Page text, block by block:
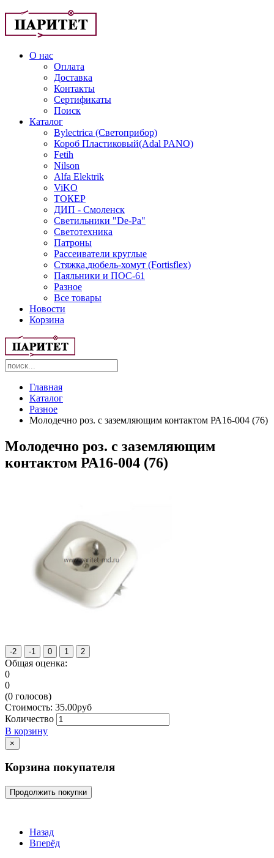
О нас
Оплата
Доставка
Контакты
Сертификаты
Поиск
Каталог
Bylectrica (Светоприбор)
Короб Пластиковый(Adal PANO)
Fetih
Nilson
Alfa Elektrik
ViKO
ТОКЕР
ДИП - Смоленск
Светильники "De-Pa"
Светотехника
Патроны
Рассеиватели круглые
Стяжка,дюбель-хомут (Fortisflex)
Паяльники и ПОС-61
Разное
Все товары
Новости
Корзина
Главная
Каталог
Разное
Молодечно роз. с заземляющим контактом РА16-004 (76)
Молодечно роз. с заземляющим
контактом РА16-004 (76)
Общая оценка:
0
0
(0 голосов)
Стоимость: 35.00руб
Количество
В корзину
×
Корзина покупателя
Продолжить покупки
Назад
Вперёд